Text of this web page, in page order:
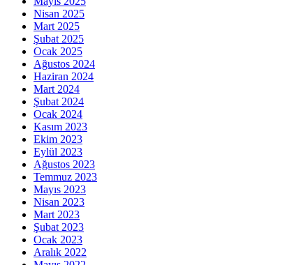
Nisan 2025
Mart 2025
Şubat 2025
Ocak 2025
Ağustos 2024
Haziran 2024
Mart 2024
Şubat 2024
Ocak 2024
Kasım 2023
Ekim 2023
Eylül 2023
Ağustos 2023
Temmuz 2023
Mayıs 2023
Nisan 2023
Mart 2023
Şubat 2023
Ocak 2023
Aralık 2022